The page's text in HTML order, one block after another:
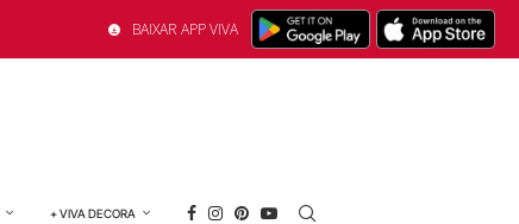
BAIXAR APP VIVA
+ VIVA DECORA